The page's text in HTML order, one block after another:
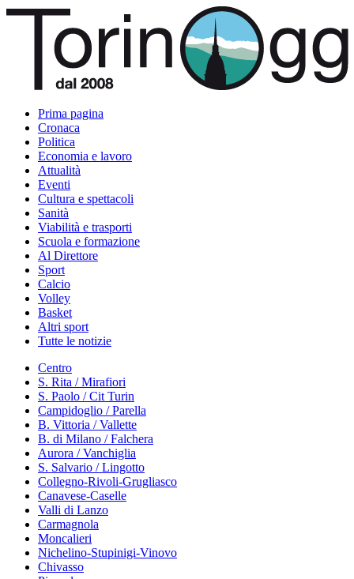
Prima pagina
Cronaca
Politica
Economia e lavoro
Attualità
Eventi
Cultura e spettacoli
Sanità
Viabilità e trasporti
Scuola e formazione
Al Direttore
Sport
Calcio
Volley
Basket
Altri sport
Tutte le notizie
Centro
S. Rita / Mirafiori
S. Paolo / Cit Turin
Campidoglio / Parella
B. Vittoria / Vallette
B. di Milano / Falchera
Aurora / Vanchiglia
S. Salvario / Lingotto
Collegno-Rivoli-Grugliasco
Canavese-Caselle
Valli di Lanzo
Carmagnola
Moncalieri
Nichelino-Stupinigi-Vinovo
Chivasso